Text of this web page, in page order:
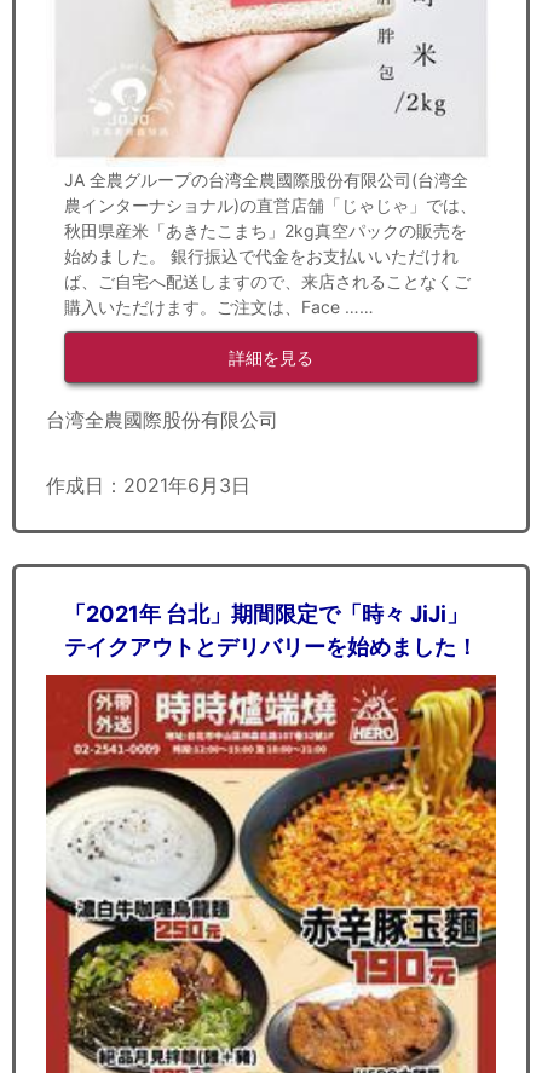
JA 全農グループの台湾全農國際股份有限公司(台湾全
農インターナショナル)の直営店舗「じゃじゃ」では、
秋田県産米「あきたこまち」2kg真空パックの販売を
始めました。 銀行振込で代金をお支払いいただけれ
ば、ご自宅へ配送しますので、来店されることなくご
購入いただけます。ご注文は、Face ……
詳細を見る
台湾全農國際股份有限公司
作成日：2021年6月3日
「2021年 台北」期間限定で「時々 JiJi」
テイクアウトとデリバリーを始めました！